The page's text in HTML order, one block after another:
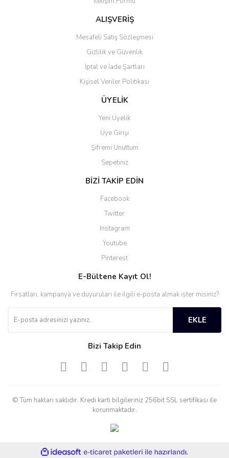
Ürün bilgilerinde hatalar bulunuyor.
Ürün fiyatı diğer sitelerden daha pahalı.
Gönder
ALIŞVERİŞ
Mesafeli Satış Sözleşmesi
Gizlilik ve Güvenlik
İptal ve İade Şartları
Kişisel Veriler Politikası
ÜYELİK
Yeni Üyelik
Üye Girişi
Şifremi Unuttum
Sepetiniz
BİZİ TAKİP EDİN
Facebook
Twitter
Instagram
Youtube
Pinterest
E-Bültene Kayıt Ol!
Fırsatları, kampanya ve duyuruları ile ilgili e-posta almak ister misiniz?
EKLE
Bizi Takip Edin
© Tüm hakları saklıdır. Kredi kartı bilgileriniz 256bit SSL sertifikası ile
korunmaktadır.
ideasoft
e-